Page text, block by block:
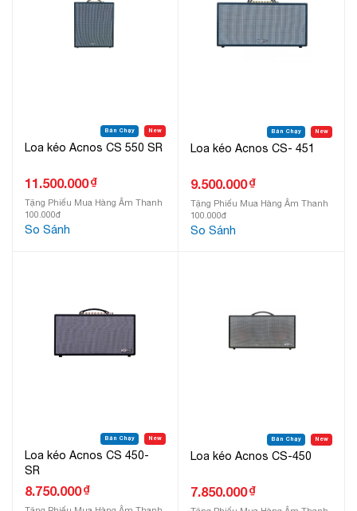
Bán Chạy New
Loa kéo Acnos CS 550 SR
11.500.000₫
Tặng Phiếu Mua Hàng Âm Thanh
100.000đ
So Sánh
Bán Chạy New
Loa kéo Acnos CS- 451
9.500.000₫
Tặng Phiếu Mua Hàng Âm Thanh
100.000đ
So Sánh
Bán Chạy New
Loa kéo Acnos CS 450-
SR
8.750.000₫
Bán Chạy New
Loa kéo Acnos CS-450
7.850.000₫